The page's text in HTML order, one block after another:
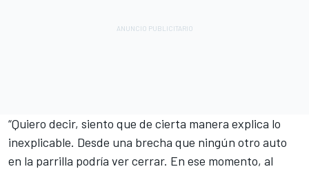
“Quiero decir, siento que de cierta manera explica lo
inexplicable. Desde una brecha que ningún otro auto
en la parrilla podría ver cerrar. En ese momento, al